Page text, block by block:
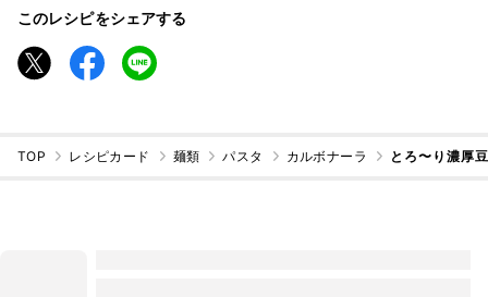
このレシピをシェアする
TOP レシピカード 麺類 パスタ カルボナーラ とろ〜り濃厚